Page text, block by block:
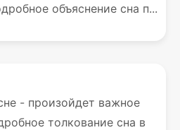
объяснение сна п...
- произойдет важное
толкование сна в